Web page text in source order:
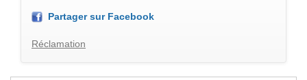
Partager sur Facebook
Réclamation